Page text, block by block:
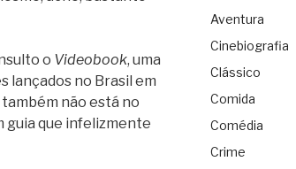
o Videobook, uma
lançados no Brasil em
também não está no
guia que infelizmente
Aventura
Cinebiografia
Clássico
Comida
Comédia
Crime